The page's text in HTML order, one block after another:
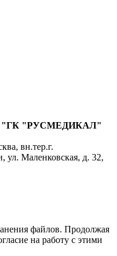
"ГК "РУСМЕДИКАЛ"
, вн.тер.г.
ул. Маленковская, д. 32,
файлов. Продолжая
на работу с этими